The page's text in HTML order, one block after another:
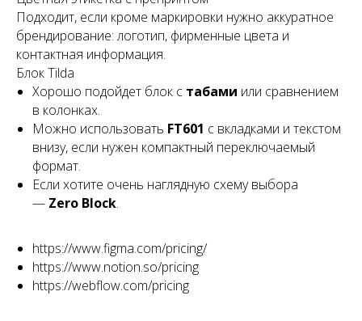
Подходит, если кроме маркировки нужно аккуратное
брендирование: логотип, фирменные цвета и
контактная информация.
Блок Tilda
Хорошо подойдет блок с табами или сравнением
в колонках.
Можно использовать FT601 с вкладками и текстом
внизу, если нужен компактный переключаемый
формат.
Если хотите очень наглядную схему выбора
— Zero Block.
https://www.figma.com/pricing/
https://www.notion.so/pricing
https://webflow.com/pricing